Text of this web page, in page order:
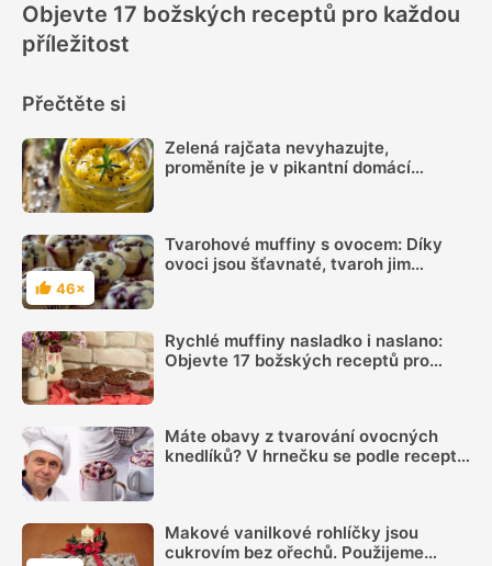
Objevte 17 božských receptů pro každou
příležitost
Přečtěte si
Zelená rajčata nevyhazujte,
proměníte je v pikantní domácí
Hodnocení
46×
Tvarohové muffiny s ovocem: Díky
ovoci jsou šťavnaté, tvaroh jim
Rychlé muffiny nasladko i naslano:
Objevte 17 božských receptů pro
Máte obavy z tvarování ovocných
knedlíků? V hrnečku se podle receptu
Makové vanilkové rohlíčky jsou
cukrovím bez ořechů. Použijeme